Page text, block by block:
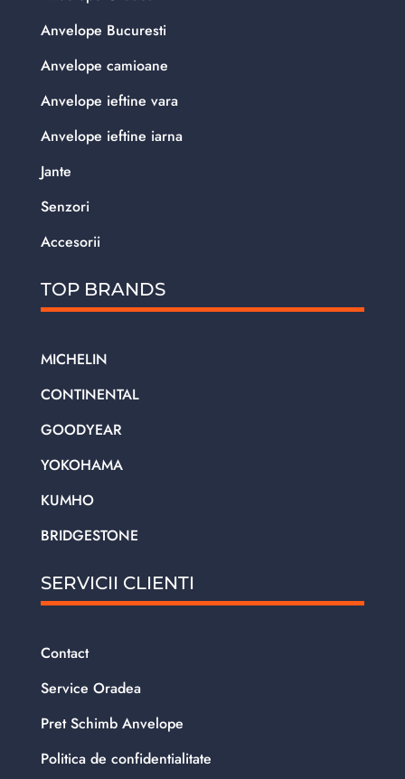
Anvelope Bucuresti
Anvelope camioane
Anvelope ieftine vara
Anvelope ieftine iarna
Jante
Senzori
Accesorii
TOP BRANDS
MICHELIN
CONTINENTAL
GOODYEAR
YOKOHAMA
KUMHO
BRIDGESTONE
SERVICII CLIENTI
Contact
Service Oradea
Pret Schimb Anvelope
Politica de confidentialitate